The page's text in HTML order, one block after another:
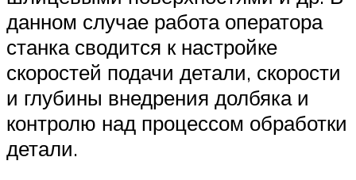
данном случае работа оператора
станка сводится к настройке
скоростей подачи детали, скорости
и глубины внедрения долбяка и
контролю над процессом обработки
детали.